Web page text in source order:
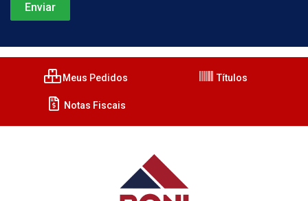
Meus Pedidos Títulos
Notas Fiscais